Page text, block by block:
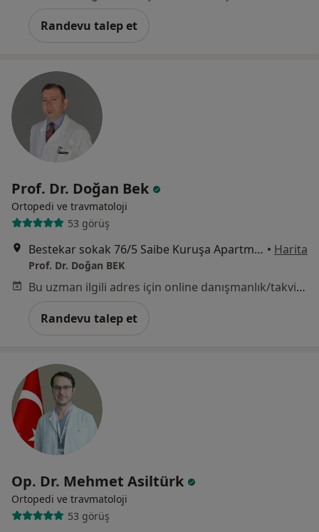
Randevu talep et
Prof. Dr. Doğan Bek
Ortopedi ve travmatoloji
53 görüş
Bestekar sokak 76/5 Saibe Kuruşa Apartmanı, Ankara • Harita
Prof. Dr. Doğan BEK
Bu uzman ilgili adres için online danışmanlık/takvim sunmuyor.
Randevu talep et
Op. Dr. Mehmet Asiltürk
Ortopedi ve travmatoloji
53 görüş